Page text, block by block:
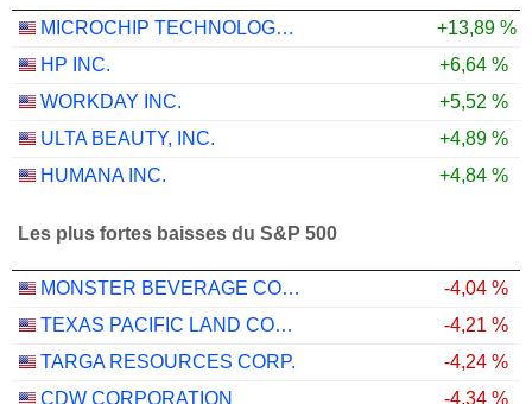
MICROCHIP TECHNOLOGY INCORPORATED
+13,89 %
HP INC.
+6,64 %
WORKDAY INC.
+5,52 %
ULTA BEAUTY, INC.
+4,89 %
HUMANA INC.
+4,84 %
Les plus fortes baisses du S&P 500
MONSTER BEVERAGE CORPORATION
-4,04 %
TEXAS PACIFIC LAND CORPORATION
-4,21 %
TARGA RESOURCES CORP.
-4,24 %
CDW CORPORATION
-4,34 %